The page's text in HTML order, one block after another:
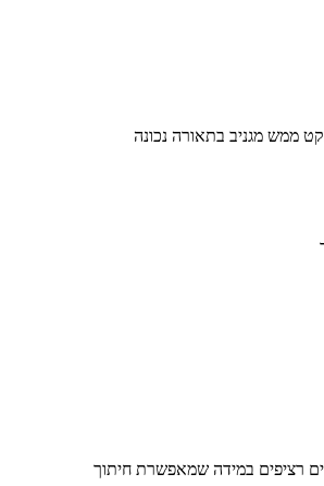
ממש מגניב בתאורה נכונה
רציפים במידה שמאפשרת חיתוך